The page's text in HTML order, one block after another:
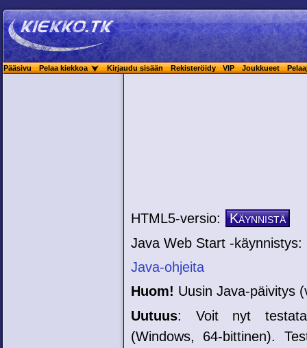
Pääsivu Pelaa kiekkoa Kirjaudu sisään Rekisteröidy VIP Joukkueet
HTML5-versio:
Käynnistä
Java Web Start -käynnistys:
Java-ohjeita
Huom! Uusin Java-päivitys
Uutuus: Voit nyt
(Windows, 64-bittinen).